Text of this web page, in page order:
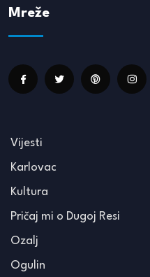
Mreže
Vijesti
Karlovac
Kultura
Pričaj mi o Dugoj Resi
Ozalj
Ogulin